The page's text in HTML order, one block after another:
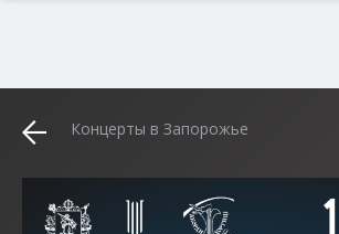
Концерты в Запорожье